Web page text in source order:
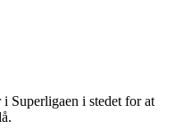
Superligaen i stedet for at